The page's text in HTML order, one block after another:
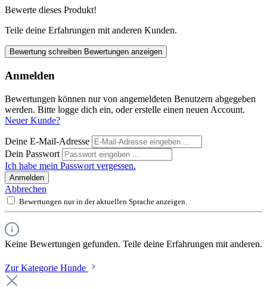
Bewerte dieses Produkt!
Teile deine Erfahrungen mit anderen Kunden.
Bewertung schreiben Bewertungen anzeigen
Anmelden
Bewertungen können nur von angemeldeten Benutzern abgegeben
werden. Bitte logge dich ein, oder erstelle einen neuen Account.
Neuer Kunde?
Deine E-Mail-Adresse
Dein Passwort
Ich habe mein Passwort vergessen.
Anmelden
Abbrechen
Bewertungen nur in der aktuellen Sprache anzeigen.
Keine Bewertungen gefunden. Teile deine Erfahrungen mit anderen.
Zur Kategorie Hunde